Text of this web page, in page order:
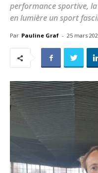
performance sportive,
en lumière un sport
Par Pauline Graf - 25 mars